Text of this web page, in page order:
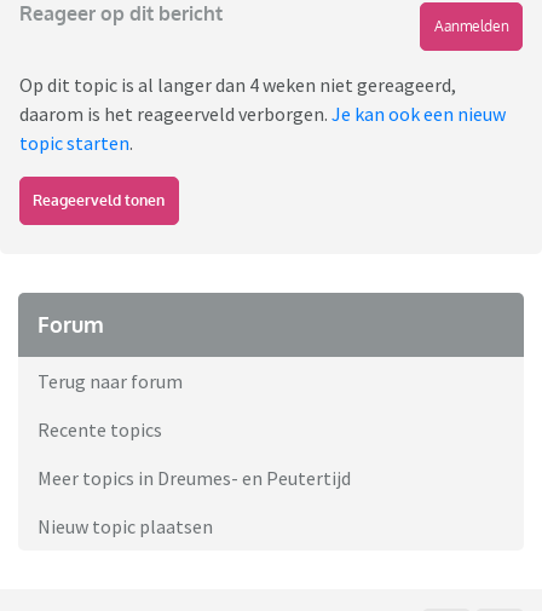
Reageer op dit bericht
Aanmelden
Op dit topic is al langer dan 4 weken niet gereageerd,
daarom is het reageerveld verborgen. Je kan ook een nieuw
topic starten.
Reageerveld tonen
Forum
Terug naar forum
Recente topics
Meer topics in Dreumes- en Peutertijd
Nieuw topic plaatsen